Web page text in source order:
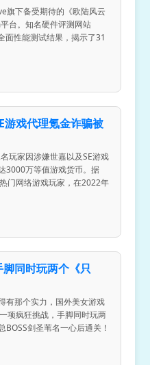
旗下备受期待的《欧陆风云
台。知名硬件评测网站
面性能测试结果，揭示了31
游戏代理氪金诈骗被
玩家因涉嫌世嘉以及SE游戏
3000万等值游戏货币。据
门网络游戏玩家，在2022年
同时玩两个《只
有那个实力，国外美女游戏
项疯狂挑战，手脚同时玩两
剑圣苇名一心后通关！